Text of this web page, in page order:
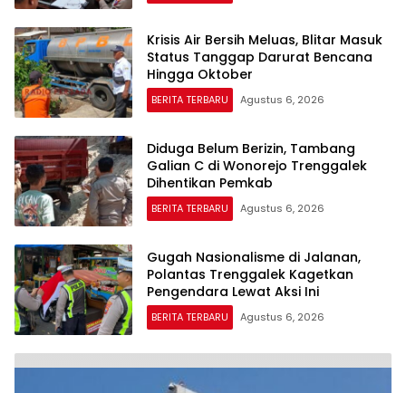
Krisis Air Bersih Meluas, Blitar Masuk
Status Tanggap Darurat Bencana
Hingga Oktober
BERITA TERBARU Agustus 6, 2026
Diduga Belum Berizin, Tambang
Galian C di Wonorejo Trenggalek
Dihentikan Pemkab
BERITA TERBARU Agustus 6, 2026
Gugah Nasionalisme di Jalanan,
Polantas Trenggalek Kagetkan
Pengendara Lewat Aksi Ini
BERITA TERBARU Agustus 6, 2026